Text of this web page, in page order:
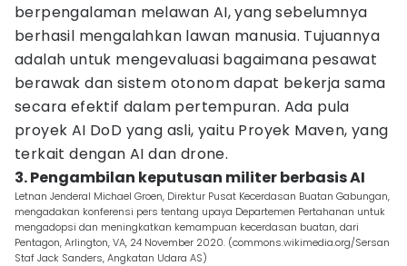
berpengalaman melawan AI, yang sebelumnya
berhasil mengalahkan lawan manusia. Tujuannya
adalah untuk mengevaluasi bagaimana pesawat
berawak dan sistem otonom dapat bekerja sama
secara efektif dalam pertempuran. Ada pula
proyek AI DoD yang asli, yaitu Proyek Maven, yang
terkait dengan AI dan drone.
3. Pengambilan keputusan militer berbasis AI
Letnan Jenderal Michael Groen, Direktur Pusat Kecerdasan Buatan Gabungan,
mengadakan konferensi pers tentang upaya Departemen Pertahanan untuk
mengadopsi dan meningkatkan kemampuan kecerdasan buatan, dari
Pentagon, Arlington, VA, 24 November 2020. (commons.wikimedia.org/Sersan
Staf Jack Sanders, Angkatan Udara AS)